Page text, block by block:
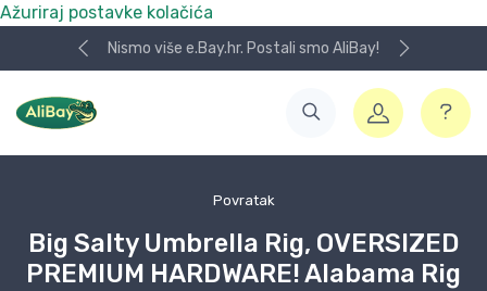
Ažuriraj postavke kolačića
Nismo više e.Bay.hr. Postali smo AliBay!
Povratak
Big Salty Umbrella Rig, OVERSIZED
PREMIUM HARDWARE! Alabama Rig